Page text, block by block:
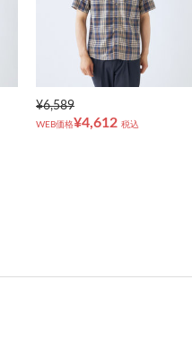
¥6,589
WEB価格¥4,612 税込